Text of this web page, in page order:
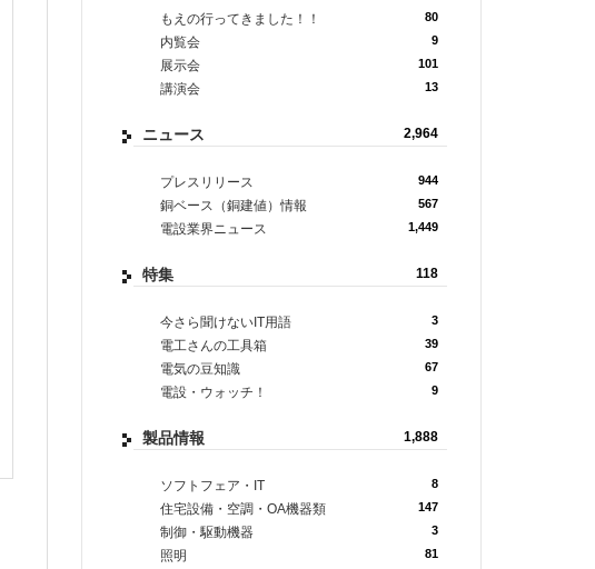
もえの行ってきました！！ 80
内覧会 9
展示会 101
講演会 13
ニュース 2,964
プレスリリース 944
銅ベース（銅建値）情報 567
電設業界ニュース 1,449
特集 118
今さら聞けないIT用語 3
電工さんの工具箱 39
電気の豆知識 67
電設・ウォッチ！ 9
製品情報 1,888
ソフトフェア・IT 8
住宅設備・空調・OA機器類 147
制御・駆動機器 3
照明 81